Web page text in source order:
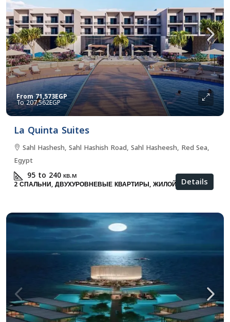
From71,573EGP
207,562EGP
La Quinta Suites
Sahl Hashesh, Sahl Hashish Road, Sahl Hasheesh, Red Sea,
Egypt
95 to 240кв.м
2 СПАЛЬНИ, ДВУХУРОВНЕВЫЕ КВАРТИРЫ, ЖИЛОЙ Details